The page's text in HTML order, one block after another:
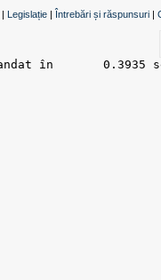
| Legislație | Întrebări și răspunsuri |
randat în